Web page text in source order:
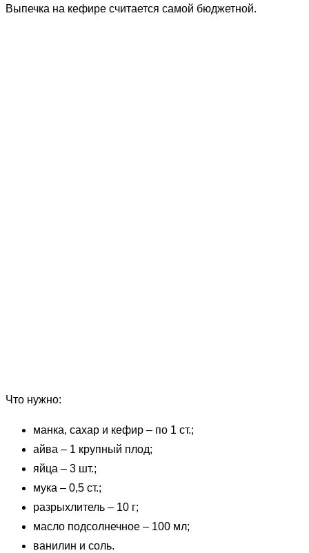
Выпечка на кефире считается самой бюджетной.
Что нужно:
манка, сахар и кефир – по 1 ст.;
айва – 1 крупный плод;
яйца – 3 шт.;
мука – 0,5 ст.;
разрыхлитель – 10 г;
масло подсолнечное – 100 мл;
ванилин и соль.